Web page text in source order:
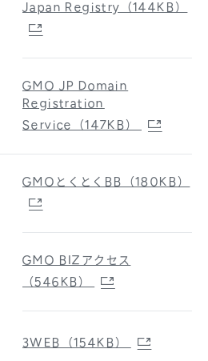
Japan Registry（144KB）
GMO JP Domain
Registration
Service（147KB）
GMOとくとくBB（180KB）
GMO BIZアクセス
（546KB）
3WEB（154KB）